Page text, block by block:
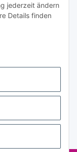
jederzeit ändern
Details finden